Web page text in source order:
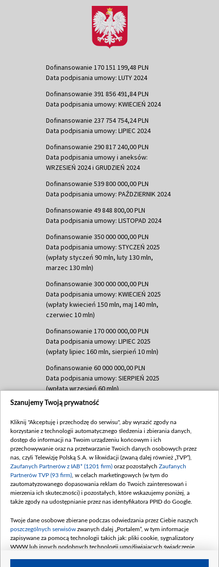
Dofinansowanie 170 151 199,48 PLN
Data podpisania umowy: LUTY 2024
Dofinansowanie 391 856 491,84 PLN
Data podpisania umowy: KWIECIEŃ 2024
Dofinansowanie 237 754 754,24 PLN
Data podpisania umowy: LIPIEC 2024
Dofinansowanie 290 817 240,00 PLN
Data podpisania umowy i aneksów:
WRZESIEŃ 2024 i GRUDZIEŃ 2024
Dofinansowanie 539 800 000,00 PLN
Data podpisania umowy: PAŹDZIERNIK 2024
Dofinansowanie 49 848 800,00 PLN
Data podpisania umowy: LISTOPAD 2024
Dofinansowanie 350 000 000,00 PLN
Data podpisania umowy: STYCZEŃ 2025
(wpłaty styczeń 90 mln, luty 130 mln,
marzec 130 mln)
Dofinansowanie 300 000 000,00 PLN
Data podpisania umowy: KWIECIEŃ 2025
(wpłaty kwiecień 150 mln, maj 140 mln,
czerwiec 10 mln)
Dofinansowanie 170 000 000,00 PLN
Data podpisania umowy: LIPIEC 2025
(wpłaty lipiec 160 mln, sierpień 10 mln)
Dofinansowanie 60 000 000,00 PLN
Data podpisania umowy: SIERPIEŃ 2025
(wpłata wrzesień 60 mln)
Dofinansowanie 635 783 051,21 PLN
(wpłata wrzesień 100 mln, październik 350
mln, listopad 265 mln)
Dofinansowanie 48 862 000,00 PLN
Data podpisania umowy: GRUDZIEŃ 2025
(wpłata grudzień 60,548 mln)
Dofinansowanie 900 000 000,00 PLN
Data podpisania umowy: LUTY 2026 (wpłata
kwiecień 180 mln, 7 maja 180 mln, 8
czerwca 90 mln)
Dofinansowanie 250 000 000,00 PLN
Szanujemy Twoją prywatność
Kliknij "Akceptuję i przechodzę do serwisu", aby wyrazić zgody na
korzystanie z technologii automatycznego śledzenia i zbierania danych,
dostęp do informacji na Twoim urządzeniu końcowym i ich
przechowywanie oraz na przetwarzanie Twoich danych osobowych przez
nas, czyli Telewizję Polską S.A. w likwidacji (zwaną dalej również „TVP”),
Zaufanych Partnerów z IAB* (1201 firm) oraz pozostałych Zaufanych
Partnerów TVP (93 firm) , w celach marketingowych (w tym do
zautomatyzowanego dopasowania reklam do Twoich zainteresowań i
mierzenia ich skuteczności) i pozostałych, które wskazujemy poniżej, a
także zgody na udostępnianie przez nas identyfikatora PPID do Google.
Twoje dane osobowe zbierane podczas odwiedzania przez Ciebie naszych
poszczególnych serwisów zwanych dalej „Portalem”, w tym informacje
zapisywane za pomocą technologii takich jak: pliki cookie, sygnalizatory
WWW lub innych podobnych technologii umożliwiających świadczenie